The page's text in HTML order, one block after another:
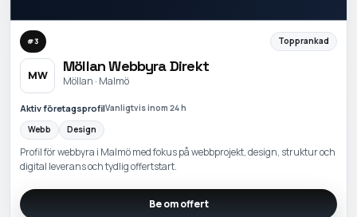
#3 Topprankad
MW
Möllan Webbyra Direkt
Möllan · Malmö
Aktiv företagsprofilVanligtvis inom 24 h
Webb
Design
Profil för webbyra i Malmö med fokus på webbprojekt, design, struktur och
digital leverans och tydlig offertstart.
Be om offert